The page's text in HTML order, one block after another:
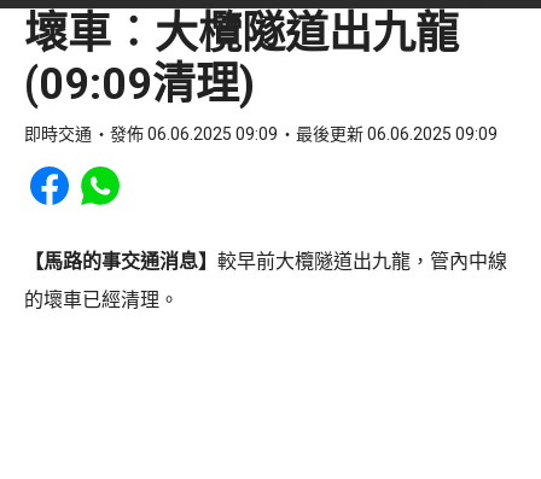
壞車︰大欖隧道出九龍
(09:09清理)
即時交通 發佈 06.06.2025 09:09 最後更新 06.06.2025 09:09
Share to Facebook
Share to WhatsApp
【馬路的事交通消息】 較早前大欖隧道出九龍，管內中線
的壞車已經清理。